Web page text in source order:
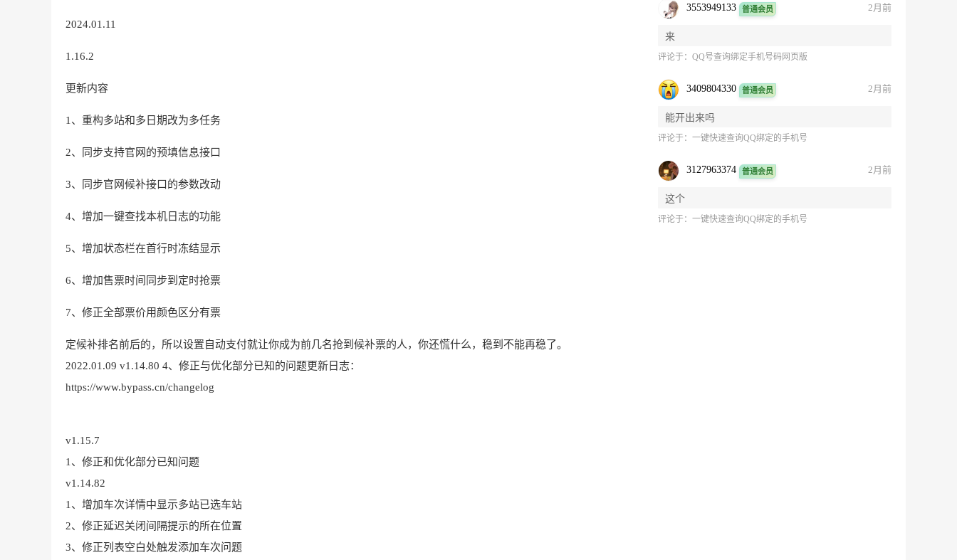
2024.01.11
1.16.2
更新内容
1、重构多站和多日期改为多任务
2、同步支持官网的预填信息接口
3、同步官网候补接口的参数改动
4、增加一键查找本机日志的功能
5、增加状态栏在首行时冻结显示
6、增加售票时间同步到定时抢票
7、修正全部票价用颜色区分有票
定候补排名前后的，所以设置自动支付就让你成为前几名抢到候补票的人，你还慌什么，稳到不能再稳了。
2022.01.09 v1.14.80 4、修正与优化部分已知的问题更新日志：
https://www.bypass.cn/changelog
v1.15.7
1、修正和优化部分已知问题
v1.14.82
1、增加车次详情中显示多站已选车站
2、修正延迟关闭间隔提示的所在位置
3、修正列表空白处触发添加车次问题
3553949133 普通会员 2月前
来
评论于：QQ号查询绑定手机号码网页版
3409804330 普通会员 2月前
能开出来吗
评论于：一键快速查询QQ绑定的手机号
3127963374 普通会员 2月前
这个
评论于：一键快速查询QQ绑定的手机号